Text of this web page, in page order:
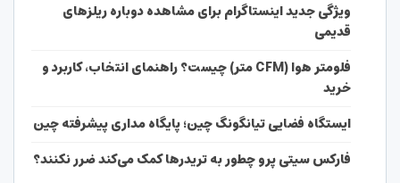
ویژگی جدید اینستاگرام برای مشاهده دوباره ریلزهای
قدیمی
فلومتر هوا (CFM متر) چیست؟ راهنمای انتخاب، کاربرد و
خرید
ایستگاه فضایی تیانگونگ چین؛ پایگاه مداری پیشرفته چین
فارکس سیتی پرو چطور به تریدرها کمک می‌کند ضرر نکنند؟